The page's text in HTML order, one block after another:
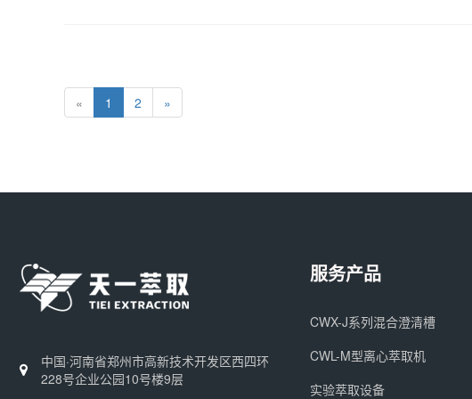
« 1 2 »
中国·河南省郑州市高新技术开发区西四环
228号企业公园10号楼9层
服务产品
CWX-J系列混合澄清槽
CWL-M型离心萃取机
实验萃取设备